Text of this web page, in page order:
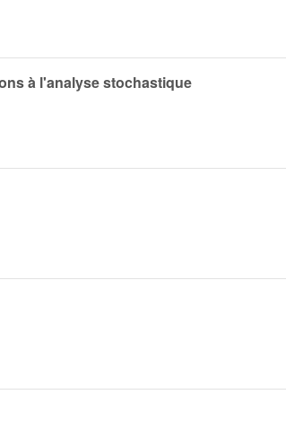
à l'analyse stochastique